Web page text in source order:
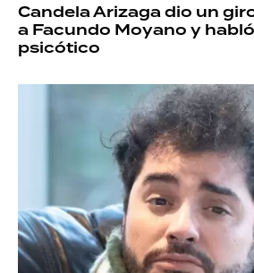
Candela Arizaga dio un
a Facundo Moyano y
psicótico